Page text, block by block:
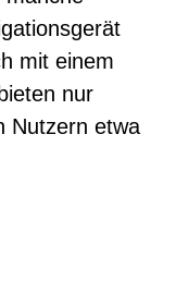
mit einem
nur
Nutzern etwa